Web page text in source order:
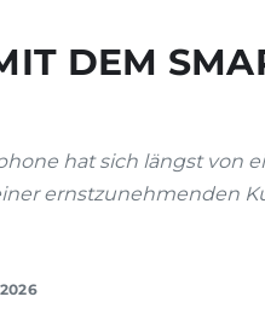
DEM
hat sich längst von
ernstzunehmenden